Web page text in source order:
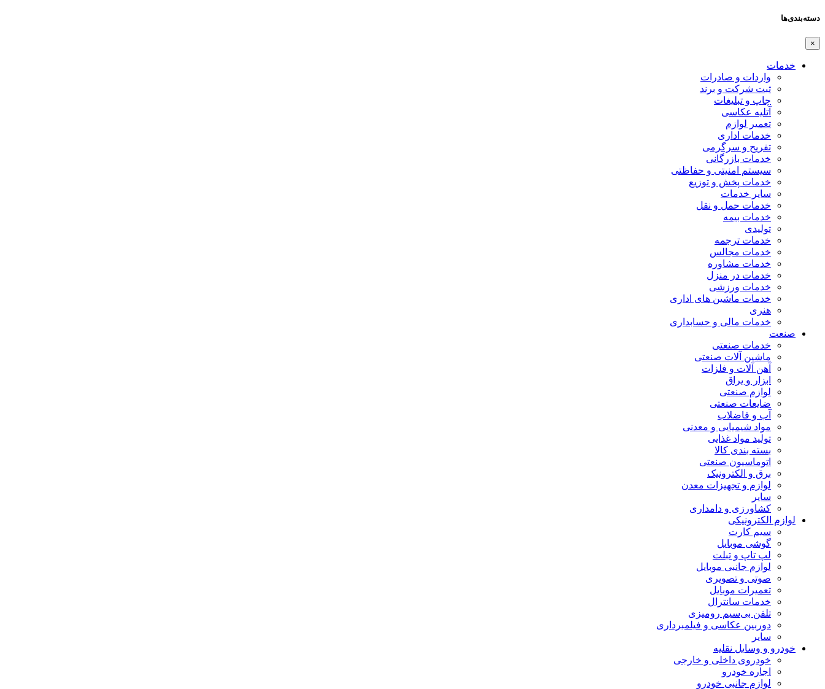
دسته‌بندی‌ها
×
خدمات
واردات و صادرات
ثبت شرکت و برند
چاپ و تبلیغات
آتلیه عکاسی
تعمیر لوازم
خدمات اداری
تفریح و سرگرمی
خدمات بازرگانی
سیستم امنیتی و حفاظتی
خدمات پخش و توزیع
سایر خدمات
خدمات حمل و نقل
خدمات بیمه
تولیدی
خدمات ترجمه
خدمات مجالس
خدمات مشاوره
خدمات در منزل
خدمات ورزشی
خدمات ماشین های اداری
هنری
خدمات مالی و حسابداری
صنعت
خدمات صنعتی
ماشین آلات صنعتی
آهن آلات و فلزات
ابزار و یراق
لوازم صنعتی
ضایعات صنعتی
آب و فاضلاب
مواد شیمیایی و معدنی
تولید مواد غذایی
بسته بندی کالا
اتوماسیون صنعتی
برق و الکترونیک
لوازم و تجهیزات معدن
سایر
کشاورزی و دامداری
لوازم الکترونیکی
سیم کارت
گوشی موبایل
لپ تاپ و تبلت
لوازم جانبی موبایل
صوتی و تصویری
تعمیرات موبایل
خدمات سانترال
تلفن بی‌سیم رومیزی
دوربین عکاسی و فیلمبرداری
سایر
خودرو و وسایل نقلیه
خودروی داخلی و خارجی
اجاره خودرو
لوازم جانبی خودرو